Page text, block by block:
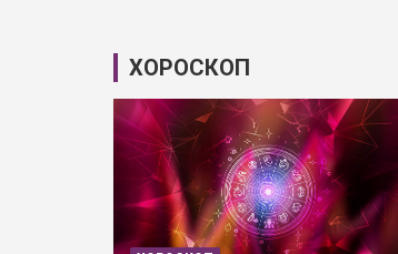
ХОРОСКОП